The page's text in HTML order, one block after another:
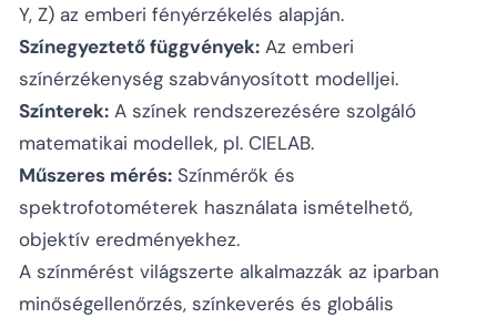
Y, Z) az emberi fényérzékelés alapján.
Színegyeztető függvények: Az emberi
színérzékenység szabványosított modelljei.
Színterek: A színek rendszerezésére szolgáló
matematikai modellek, pl. CIELAB.
Műszeres mérés: Színmérők és
spektrofotométerek használata ismételhető,
objektív eredményekhez.
A színmérést világszerte alkalmazzák az iparban
minőségellenőrzés, színkeverés és globális